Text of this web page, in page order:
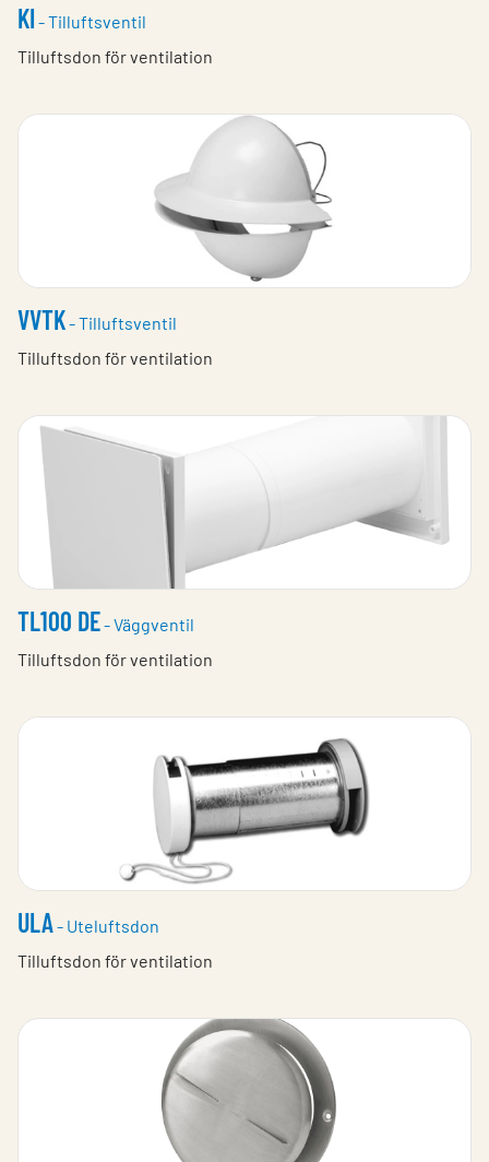
KI - Tilluftsventil
Tilluftsdon för ventilation
VVTK- Tilluftsventil
Tilluftsdon för ventilation
TL100 DE- Väggventil
Tilluftsdon för ventilation
ULA- Uteluftsdon
Tilluftsdon för ventilation